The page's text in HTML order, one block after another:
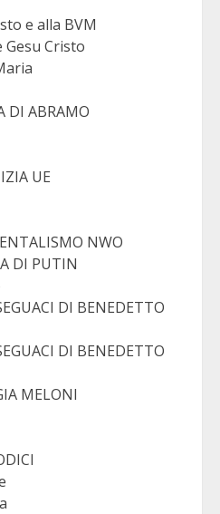
e alla BVM
Gesu Cristo
DI ABRAMO
UE
NWO
DI PUTIN
DI BENEDETTO
DI BENEDETTO
MELONI